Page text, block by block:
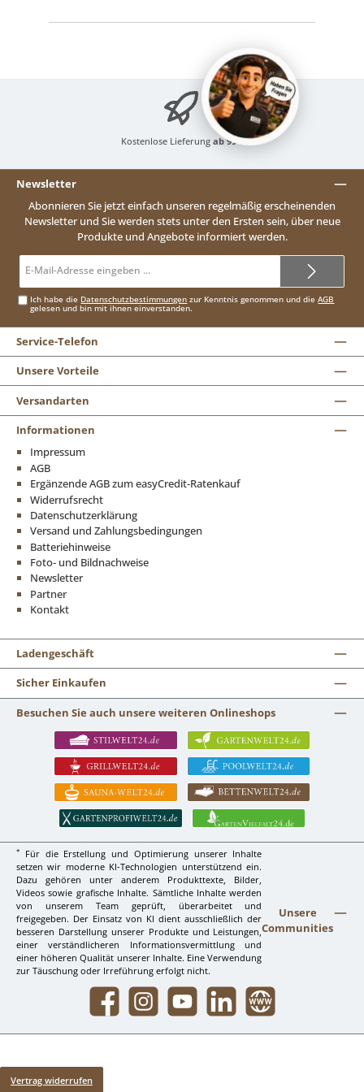
Kostenlose Lieferung ab 99 €
Newsletter
Abonnieren Sie jetzt einfach unseren regelmäßig erscheinenden
Newsletter und Sie werden stets unter den Ersten sein, über neue
Produkte und Angebote informiert werden.
Mail-
Ich habe die Datenschutzbestimmungen zur Kenntnis genommen und dieAGB
gelesen und bin mit ihnen einverstanden.
Service-Telefon
Unsere Vorteile
Versandarten
Informationen
Impressum
AGB
Ergänzende AGB zum easyCredit-Ratenkauf
Widerrufsrecht
Datenschutzerklärung
Versand und Zahlungsbedingungen
Batteriehinweise
Foto- und Bildnachweise
Newsletter
Partner
Kontakt
Ladengeschäft
Sicher Einkaufen
Besuchen Sie auch unsere weiteren Onlineshops
*
Für die Erstellung und Optimierung unserer Inhalte
setzen wir moderne KI-Technologien unterstützend ein.
Dazu gehören unter anderem Produkttexte, Bilder,
Videos sowie grafische Inhalte. Sämtliche Inhalte werden
von unserem Team geprüft, überarbeitet und
freigegeben. Der Einsatz von KI dient ausschließlich der
besseren Darstellung unserer Produkte und Leistungen,
einer verständlicheren Informationsvermittlung und
einer höheren Qualität unserer Inhalte. Eine Verwendung
zur Täuschung oder Irreführung erfolgt nicht.
Unsere
Communities
Facebook InstagramYouTube LinkedIn Website
Vertrag widerrufen